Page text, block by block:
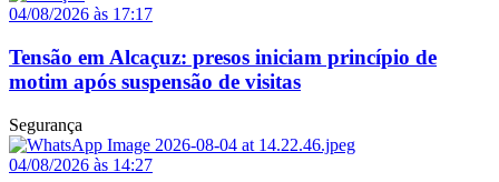
04/08/2026 às 17:17
Tensão em Alcaçuz: presos iniciam princípio de
motim após suspensão de visitas
Segurança
04/08/2026 às 14:27